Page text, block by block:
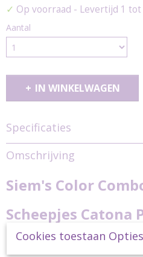
✓ Op voorraad - Levertijd 1
Aantal
IN WINKELWAGEN
Specificaties
Productcode
colorcombo-catona50-pakket04
Omschrijving
Siem's Color
Scheepjes Catona
gram
Cookies toestaan Opties